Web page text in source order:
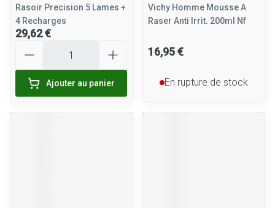
Rasoir Precision 5 Lames +
4 Recharges
29,62 €
Ajouter au panier
Vichy Homme Mousse A
Raser Anti Irrit. 200ml Nf
16,95 €
En rupture de stock